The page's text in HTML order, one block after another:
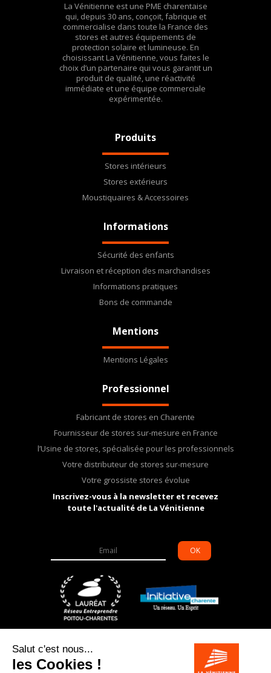
La Vénitienne est une PME charentaise
qui, depuis 30 ans, conçoit, fabrique et
commercialise dans toute la France des
stores et autres équipements de
protection solaire et lumineuse. En
choisissant La Vénitienne, vous faites le
choix d’un partenaire qui vous garantit un
produit de qualité, une réactivité
immédiate et une équipe commerciale
expérimentée.
Produits
Stores intérieurs
Stores extérieurs
Moustiquaires & Accessoires
Informations
Sécurité des enfants
Livraison et réception des marchandises
Informations pratiques
Bons de commande
Mentions
Mentions Légales
Professionnel
Fabricant de stores en Charente
Fournisseur de stores sur-mesure en France
l’Usine de stores, spécialisée pour les professionnels
Votre distributeur de stores sur-mesure
Votre grossiste stores évolue
Inscrivez-vous à la newsletter et recevez
toute l'actualité de La Vénitienne
OK